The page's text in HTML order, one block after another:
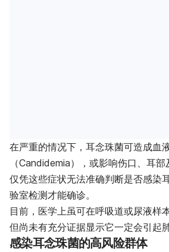
在严重的情况下，耳念珠菌可造成血
（Candidemia），或影响伤口、耳部
仅凭这些症状无法准确判断是否感染
验室检测才能确诊。
目前，医学上虽可在呼吸道或尿液样
但尚未有充分证据显示它一定会引起
感染耳念珠菌的高风险群体